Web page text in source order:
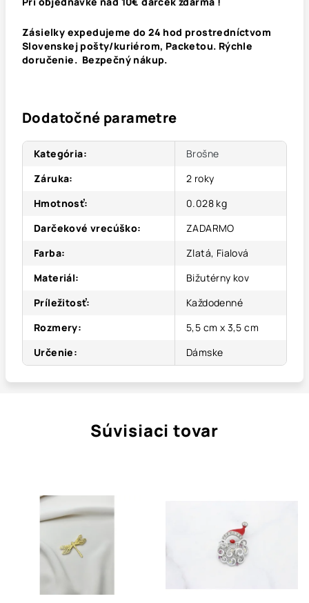
Zásielky expedujeme do 24 hod prostredníctvom
Slovenskej pošty/kuriérom, Packetou. Rýchle
doručenie. Bezpečný nákup.
Dodatočné parametre
Kategória:
Brošne
Záruka:
2 roky
Hmotnosť:
0.028 kg
Darčekové vrecúško:
ZADARMO
Farba:
Zlatá, Fialová
Materiál:
Bižutérny kov
Príležitosť:
Každodenné
Rozmery:
5,5 cm x 3,5 cm
Určenie: Dámske
Súvisiaci tovar